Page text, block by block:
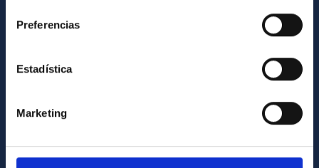
Preferencias
Estadística
Marketing
Directorio de personal
Registro general
Transparencia